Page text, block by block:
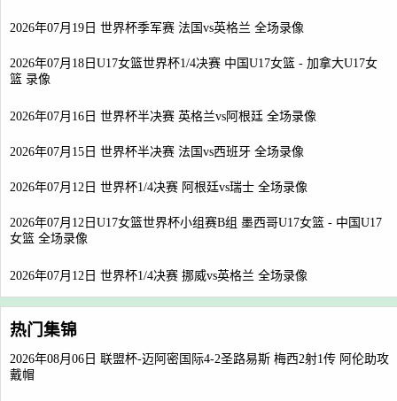
2026年07月19日 世界杯季军赛 法国vs英格兰 全场录像
2026年07月18日U17女篮世界杯1/4决赛 中国U17女篮 - 加拿大U17女
篮 录像
2026年07月16日 世界杯半决赛 英格兰vs阿根廷 全场录像
2026年07月15日 世界杯半决赛 法国vs西班牙 全场录像
2026年07月12日 世界杯1/4决赛 阿根廷vs瑞士 全场录像
2026年07月12日U17女篮世界杯小组赛B组 墨西哥U17女篮 - 中国U17
女篮 全场录像
2026年07月12日 世界杯1/4决赛 挪威vs英格兰 全场录像
热门集锦
2026年08月06日 联盟杯-迈阿密国际4-2圣路易斯 梅西2射1传 阿伦助攻
戴帽